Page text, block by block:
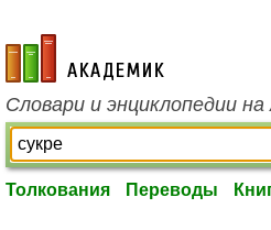
academic.ru
Словари и энциклопедии
Толкования Переводы